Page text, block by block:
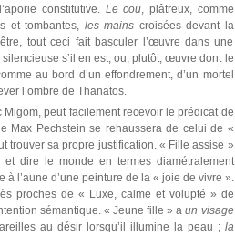
constitutive. Le cou, plâtreux, comme
et tombantes, les mains croisées devant la
tout ceci fait basculer l’œuvre dans une
s’il en est, ou, plutôt, œuvre dont le
au bord d’un effondrement, d’un mortel
l’ombre de Thanatos.
peut facilement recevoir le prédicat de
Max Pechstein se rehaussera de celui de «
trouver sa propre justification. « Fille assise »
dire le monde en termes diamétralement
l’aune d’une peinture de la « joie de vivre ».
proches de « Luxe, calme et volupté » de
sémantique. « Jeune fille » aun visage
au désir lorsqu’il illumine la peau ; la